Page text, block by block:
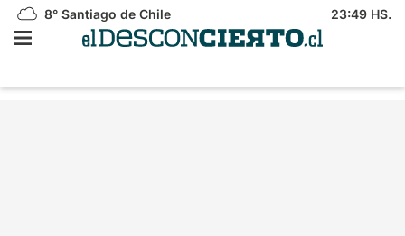
8° Santiago de Chile 23:49 HS.